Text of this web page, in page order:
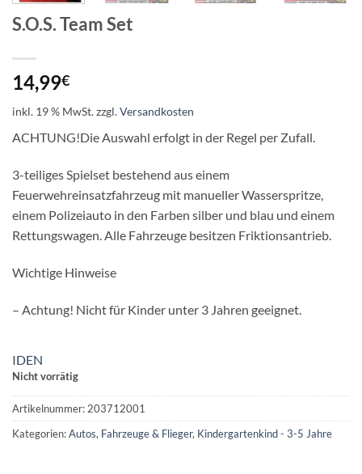
S.O.S. Team Set
14,99€
inkl. 19 % MwSt.zzgl.Versandkosten
ACHTUNG!Die Auswahl erfolgt in der Regel per Zufall.
3-teiliges Spielset bestehend aus einem
Feuerwehreinsatzfahrzeug mit manueller Wasserspritze,
einem Polizeiauto in den Farben silber und blau und einem
Rettungswagen. Alle Fahrzeuge besitzen Friktionsantrieb.
Wichtige Hinweise
– Achtung! Nicht für Kinder unter 3 Jahren geeignet.
IDEN
Nicht vorrätig
Artikelnummer: 203712001
Kategorien:Autos, Fahrzeuge & Flieger, Kindergartenkind - 3-5 Jahre